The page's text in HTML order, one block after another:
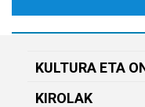
KULTURA ETA
KIROLAK